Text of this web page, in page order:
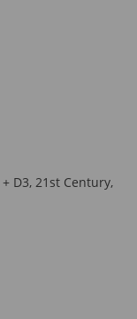
D3, 21st Century,